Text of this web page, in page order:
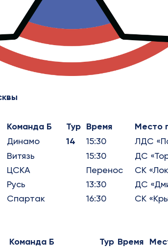
Команда Б Тур Время
Место
Динамо 14 15:30
ЛДС
Витязь 15:30
ДС
ЦСКА Перенос
СК
Русь 13:30
ДС
Спартак 16:30 СК
Команда Б Тур Время